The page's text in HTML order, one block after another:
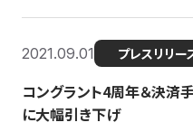
2021.09.01 プレスリリー
コングラント4周年＆決
に大幅引き下げ